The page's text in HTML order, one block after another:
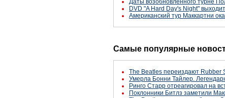
Даты возобновлённого турне
DVD "A Hard Day's Night"
Американский тур Маккартни
Самые популярные
The Beatles переиздают Rubber
Умерла Бонни Тайлер.
Ринго Старр отреагировал на
Поклонники Битлз заметили